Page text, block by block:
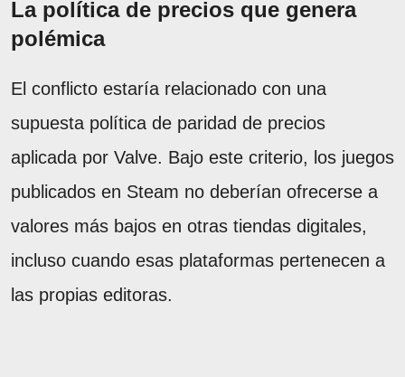
La política de precios que genera
polémica
El conflicto estaría relacionado con una
supuesta política de paridad de precios
aplicada por Valve. Bajo este criterio, los juegos
publicados en Steam no deberían ofrecerse a
valores más bajos en otras tiendas digitales,
incluso cuando esas plataformas pertenecen a
las propias editoras.